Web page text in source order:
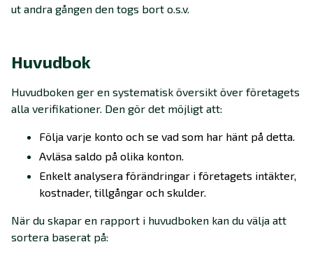
ut andra gången den togs bort o.s.v.
Huvudbok
Huvudboken ger en systematisk översikt över företagets
alla verifikationer. Den gör det möjligt att:
Följa varje konto och se vad som har hänt på detta.
Avläsa saldo på olika konton.
Enkelt analysera förändringar i företagets intäkter,
kostnader, tillgångar och skulder.
När du skapar en rapport i huvudboken kan du välja att
sortera baserat på: